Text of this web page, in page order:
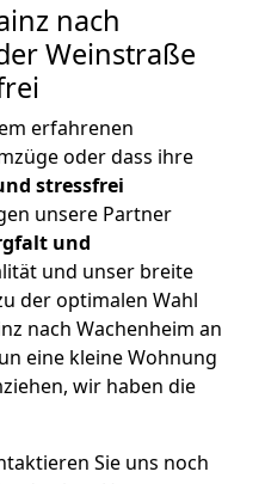
nach
Weinstraße
erfahrenen
oder dass ihre
stressfrei
unsere Partner
und
und unser breite
der optimalen Wahl
nach Wachenheim an
eine kleine Wohnung
wir haben die
Sie uns noch